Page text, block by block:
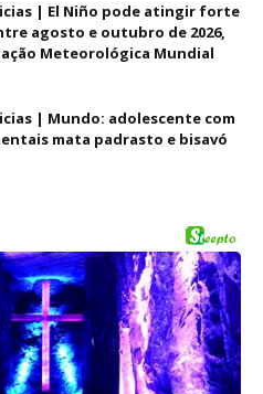
| El Niño pode atingir forte
agosto e outubro de 2026,
Meteorológica Mundial
| Mundo: adolescente com
mata padrasto e bisavó